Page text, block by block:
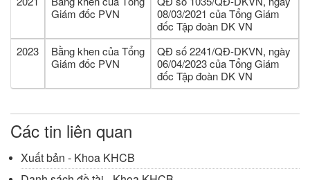
Giám đốc PVN
08/03/2021 của Tổng Giám
đốc Tập đoàn DK VN
2023
Bằng khen của Tổng
Giám đốc PVN
QĐ số 2241/QĐ-DKVN, ngày
06/04/2023 của Tổng Giám
đốc Tập đoàn DK VN
Các tin liên quan
Xuất bản - Khoa KHCB